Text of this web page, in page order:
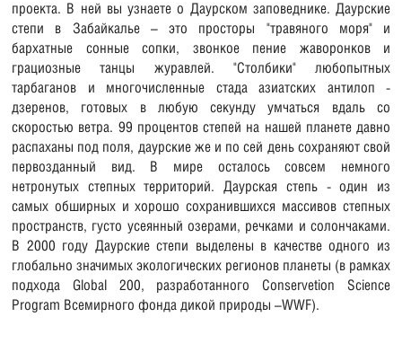
проекта. В ней вы узнаете о Даурском заповеднике. Даурские
степи в Забайкалье – это просторы "травяного моря" и
бархатные сонные сопки, звонкое пение жаворонков и
грациозные танцы журавлей. "Столбики" любопытных
тарбаганов и многочисленные стада азиатских антилоп -
дзеренов, готовых в любую секунду умчаться вдаль со
скоростью ветра. 99 процентов степей на нашей планете давно
распаханы под поля, даурские же и по сей день сохраняют свой
первозданный вид. В мире осталось совсем немного
нетронутых степных территорий. Даурская степь - один из
самых обширных и хорошо сохранившихся массивов степных
пространств, густо усеянный озерами, речками и солончаками.
В 2000 году Даурские степи выделены в качестве одного из
глобально значимых экологических регионов планеты (в рамках
подхода Global 200, разработанного Conservetion Science
Program Всемирного фонда дикой природы –WWF).